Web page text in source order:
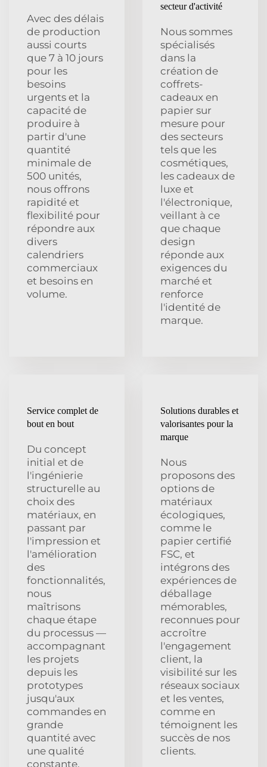
Avec des délais
de production
aussi courts
que 7 à 10 jours
pour les
besoins
urgents et la
capacité de
produire à
partir d'une
quantité
minimale de
500 unités,
nous offrons
rapidité et
flexibilité pour
répondre aux
divers
calendriers
commerciaux
et besoins en
volume.
secteur d'activité
Nous sommes
spécialisés
dans la
création de
coffrets-
cadeaux en
papier sur
mesure pour
des secteurs
tels que les
cosmétiques,
les cadeaux de
luxe et
l'électronique,
veillant à ce
que chaque
design
réponde aux
exigences du
marché et
renforce
l'identité de
marque.
Service complet de
bout en bout
Du concept
initial et de
l'ingénierie
structurelle au
choix des
matériaux, en
passant par
l'impression et
l'amélioration
des
fonctionnalités,
nous
maîtrisons
chaque étape
du processus —
accompagnant
les projets
depuis les
prototypes
jusqu'aux
commandes en
grande
quantité avec
une qualité
constante.
Solutions durables et
valorisantes pour la
marque
Nous
proposons des
options de
matériaux
écologiques,
comme le
papier certifié
FSC, et
intégrons des
expériences de
déballage
mémorables,
reconnues pour
accroître
l'engagement
client, la
visibilité sur les
réseaux sociaux
et les ventes,
comme en
témoignent les
succès de nos
clients.